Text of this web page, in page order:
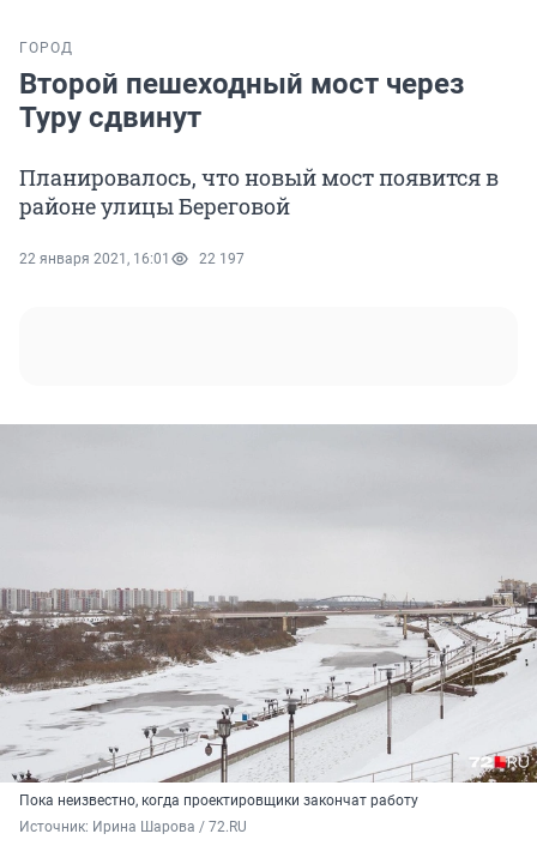
ГОРОД
Второй пешеходный мост через
Туру сдвинут
Планировалось, что новый мост появится в
районе улицы Береговой
22 января 2021, 16:01 22 197
Пока неизвестно, когда проектировщики закончат работу
Источник: Ирина Шарова / 72.RU